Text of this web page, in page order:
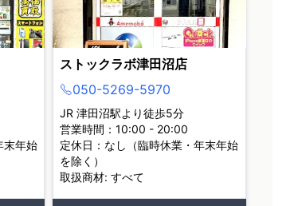
末年始
ストックラボ津田沼店
050-5269-5970
JR 津田沼駅より徒歩5分
営業時間：10:00 - 20:00
定休日：なし（臨時休業・年末年始
を除く）
取扱商材: すべて